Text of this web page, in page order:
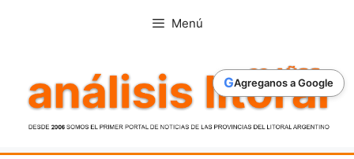
GAgreganos a Google
Menú